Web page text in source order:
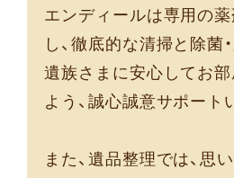
エンディールは専用の
し、徹底的な清掃と除菌
遺族さまに安心してお
よう、誠心誠意サポート
また、遺品整理では、思